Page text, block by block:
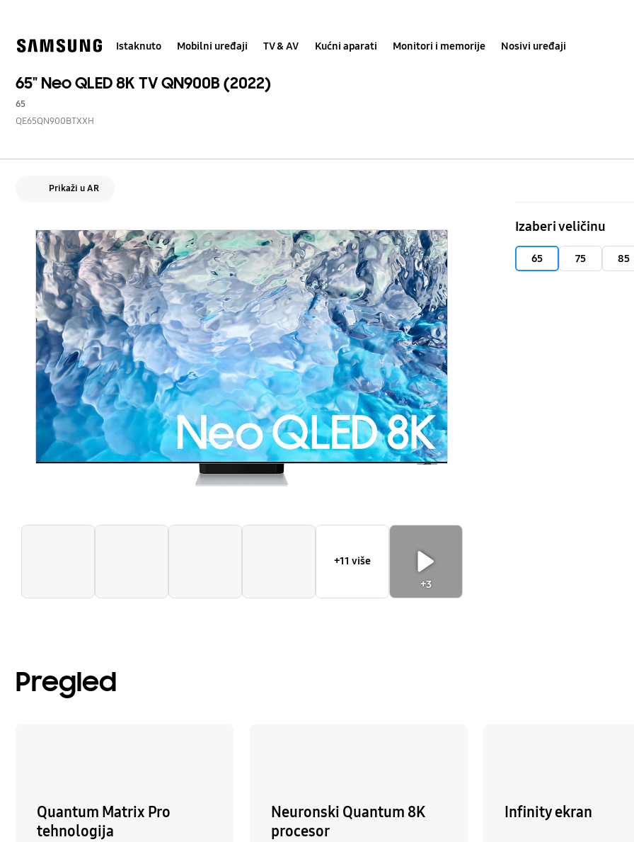
Istaknuto Mobilni uređaji TV & AV Kućni aparati Monitori i memorije Nosivi uređaji
65" Neo QLED 8K TV QN900B (2022)
65
QE65QN900BTXXH
QLED
8K
+11 više
+3
Prikaži u AR
Izaberi veličinu
65 75 85
Pregled
Quantum Matrix Pro
tehnologija
Neuronski Quantum 8K
procesor
Infinity ekran